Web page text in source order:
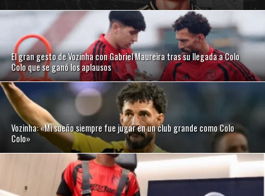
El gran gesto de Vozinha con Gabriel Maureira tras su llegada a Colo
Colo que se ganó los aplausos
Vozinha: «Mi sueño siempre fue jugar en un club grande como Colo
Colo»